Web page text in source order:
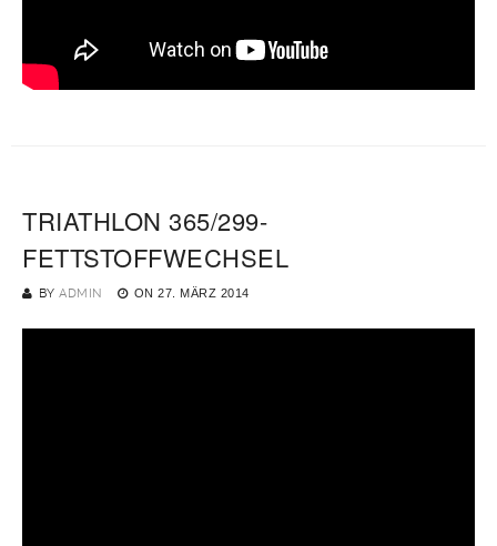
TRIATHLON 365/299-
FETTSTOFFWECHSEL
BY ADMIN ON 27. MÄRZ 2014